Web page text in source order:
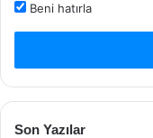
Beni hatırla
Son Yazılar